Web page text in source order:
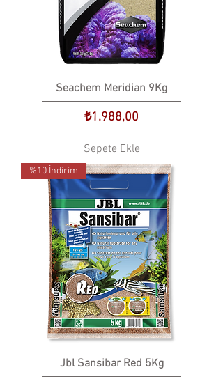
Seachem Meridian 9Kg
Fiyat
₺1.988,00
Sepete Ekle
%10 İndirim
Jbl Sansibar Red 5Kg